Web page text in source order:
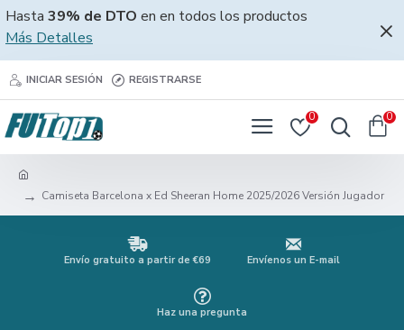
Hasta 39% de DTO en en todos los productos
Más Detalles
INICIAR SESIÓN REGISTRARSE
0 0
Camiseta Barcelona x Ed Sheeran Home 2025/2026 Versión Jugador
Envío gratuito a partir de €69 Envíenos un E-mail
Haz una pregunta